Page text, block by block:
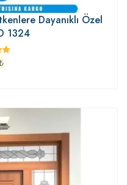
Dayanıklı Özel
1324